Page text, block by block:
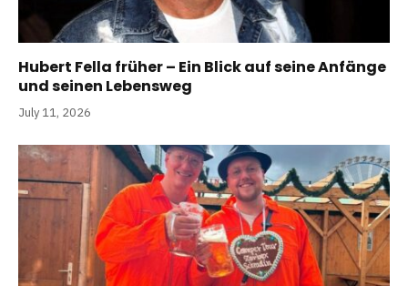
Hubert Fella früher – Ein Blick auf seine Anfänge
und seinen Lebensweg
July 11, 2026